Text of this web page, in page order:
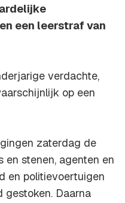
een leerstraf van
verdachte,
op een
zaterdag de
en stenen, agenten en
en politievoertuigen
gestoken. Daarna